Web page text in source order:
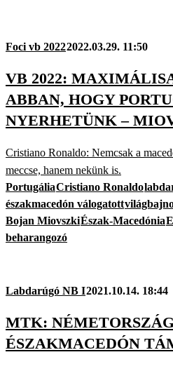
Foci vb 20222022.03.29. 11:50
VB 2022:
ABBAN, HOGY
NYERHETÜNK –
Cristiano Ronaldo: Nemcsak a
meccse, hanem nekünk is.
PortugáliaCristiano Ronaldo
északmacedón válogatott
Bojan MiovszkiÉszak-Macedónia
beharangozó
Labdarúgó NB I2021.10.14. 18:44
MTK:
ÉSZAKMACEDÓN